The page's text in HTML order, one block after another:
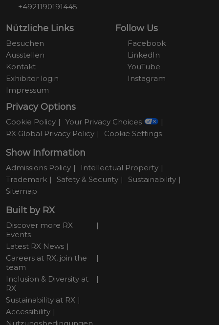
+4921190191445
Nützliche Links
Besuchen
Ausstellen
Kontakt
Exhibitor login
Impressum
Follow Us
Facebook
LinkedIn
YouTube
Instagram
Privacy Options
Cookie Policy
Your Privacy Choices
RX Global Privacy Policy
Cookie Settings
Show Information
Admissions Policy
Intellectual Property
Trademark
Safety & Security
Sustainability
Sitemap
Built by RX
Discover more RX
Events
Latest RX News
Careers at RX, join the
team
Inclusion & Diversity at
RX
Sustainability at RX
Accessibility